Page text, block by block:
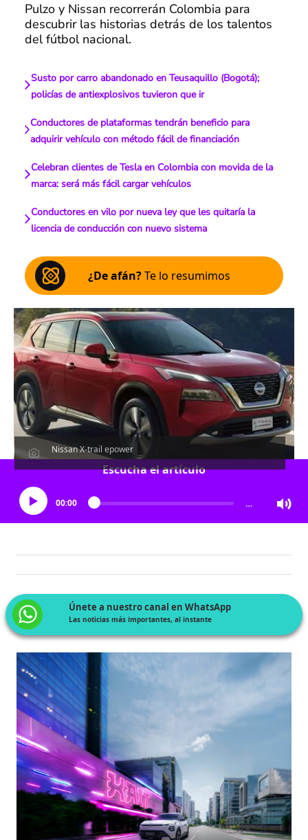
Pulzo y Nissan recorrerán Colombia para
descubrir las historias detrás de los talentos
del fútbol nacional.
Susto por carro abandonado en Teusaquillo (Bogotá);
policías de antiexplosivos tuvieron que ir
Conductores de plataformas tendrán beneficio para
adquirir vehículo con método fácil de financiación
Celebran clientes de Tesla en Colombia con movida de la
marca: será más fácil cargar vehículos
Conductores en vilo por nueva ley que les quitaría la
licencia de conducción con nuevo sistema
¿De afán?Te lo resumimos
Nissan X-trail epower
Escucha el artículo
00:00 …
Únete a nuestro canal en WhatsApp
Las noticias más importantes, al instante